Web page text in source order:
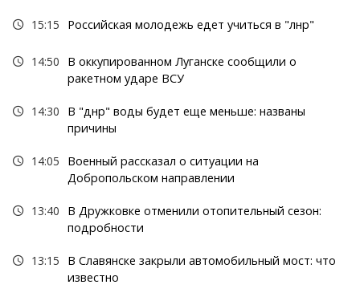
15:15 Российская молодежь едет учиться в "лнр"
14:50
В оккупированном Луганске сообщили о
ракетном ударе ВСУ
14:30
В "днр" воды будет еще меньше: названы
причины
14:05
Военный рассказал о ситуации на
Добропольском направлении
13:40
В Дружковке отменили отопительный сезон:
подробности
13:15
В Славянске закрыли автомобильный мост: что
известно